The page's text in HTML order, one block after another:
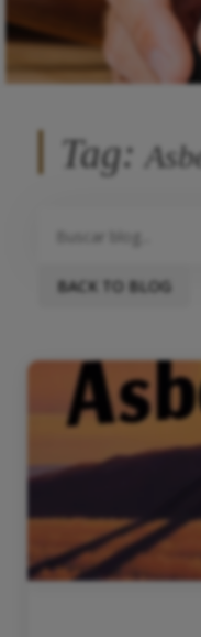
Tag:
BACK TO BLOG